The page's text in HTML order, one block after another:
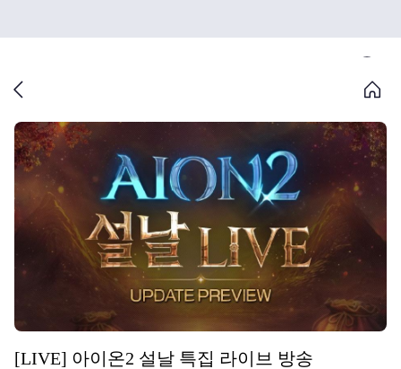
[LIVE] 아이온2 설날 특집 라이브 방송